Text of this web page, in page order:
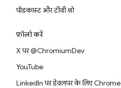
पॉडकास्ट और टीवी शो
फ़ॉलो करें
X पर @ChromiumDev
YouTube
LinkedIn पर डेवलपर के लिए Chrome